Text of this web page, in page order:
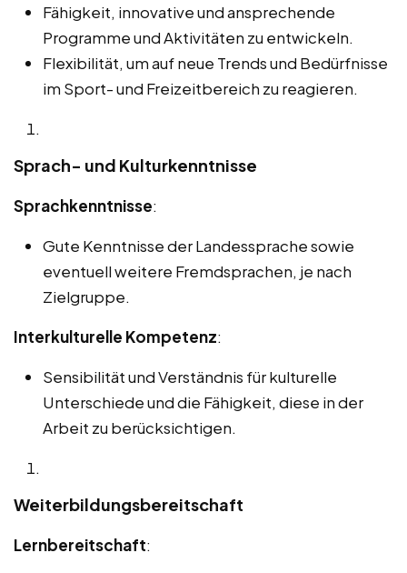
Fähigkeit, innovative und ansprechende
Programme und Aktivitäten zu entwickeln.
Flexibilität, um auf neue Trends und Bedürfnisse
im Sport- und Freizeitbereich zu reagieren.
Sprach- und Kulturkenntnisse
Sprachkenntnisse:
Gute Kenntnisse der Landessprache sowie
eventuell weitere Fremdsprachen, je nach
Zielgruppe.
Interkulturelle Kompetenz:
Sensibilität und Verständnis für kulturelle
Unterschiede und die Fähigkeit, diese in der
Arbeit zu berücksichtigen.
Weiterbildungsbereitschaft
Lernbereitschaft: